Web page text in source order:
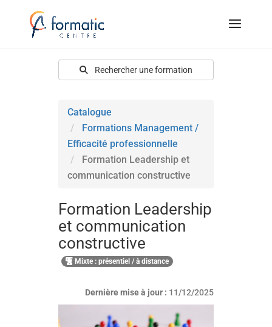
Rechercher une formation
Catalogue
Formations Management /
Efficacité professionnelle
Formation Leadership et
communication constructive
Formation Leadership
et communication
constructive
Mixte : présentiel / à distance
Dernière mise à jour : 11/12/2025